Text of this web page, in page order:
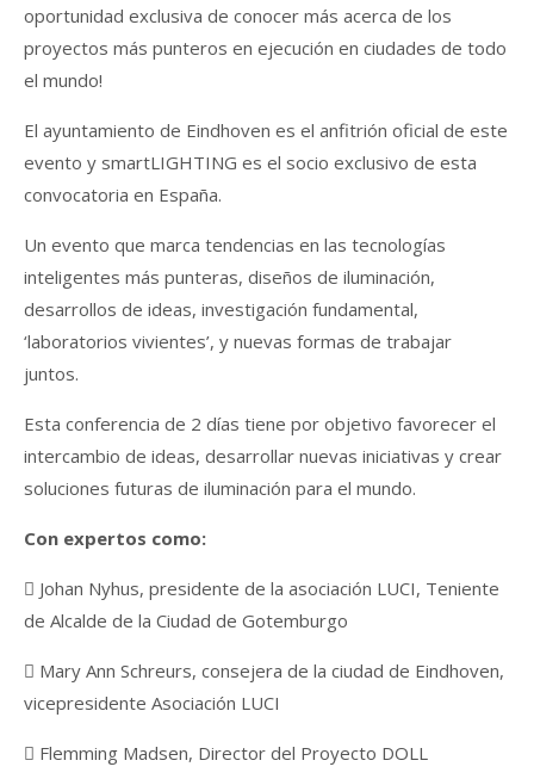
oportunidad exclusiva de conocer más acerca de los
proyectos más punteros en ejecución en ciudades de todo
el mundo!
El ayuntamiento de Eindhoven es el anfitrión oficial de este
evento y smartLIGHTING es el socio exclusivo de esta
convocatoria en España.
Un evento que marca tendencias en las tecnologías
inteligentes más punteras, diseños de iluminación,
desarrollos de ideas, investigación fundamental,
‘laboratorios vivientes’, y nuevas formas de trabajar
juntos.
Esta conferencia de 2 días tiene por objetivo favorecer el
intercambio de ideas, desarrollar nuevas iniciativas y crear
soluciones futuras de iluminación para el mundo.
Con expertos como:
 Johan Nyhus, presidente de la asociación LUCI, Teniente
de Alcalde de la Ciudad de Gotemburgo
 Mary Ann Schreurs, consejera de la ciudad de Eindhoven,
vicepresidente Asociación LUCI
 Flemming Madsen, Director del Proyecto DOLL